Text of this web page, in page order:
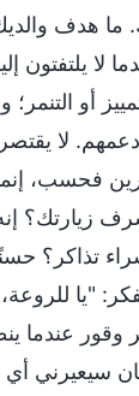
هدف
لا
أو التنمر؛
لا يقتصر
فحسب،
"يا
عندما
سيعيرني